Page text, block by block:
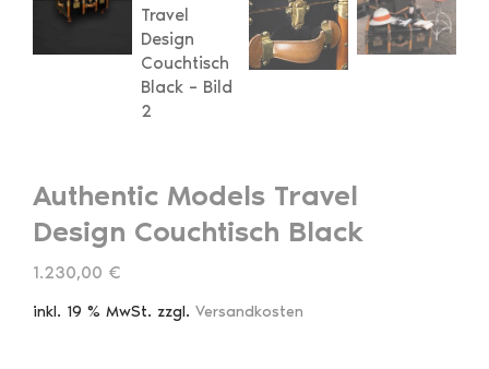
Authentic Models Travel
Design Couchtisch Black
1.230,00 €
inkl. 19 % MwSt. zzgl. Versandkosten